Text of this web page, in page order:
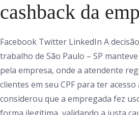
cashback da
Facebook Twitter LinkedIn A
trabalho de São Paulo – SP
pela empresa, onde a atendente
clientes em seu CPF para ter acesso
considerou que a empregada fez